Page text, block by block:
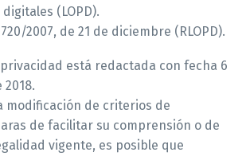
(LOPD).
2007, de 21 de diciembre (RLOPD).
está redactada con fecha 6
modificación de criterios de
de facilitar su comprensión o de
vigente, es posible que